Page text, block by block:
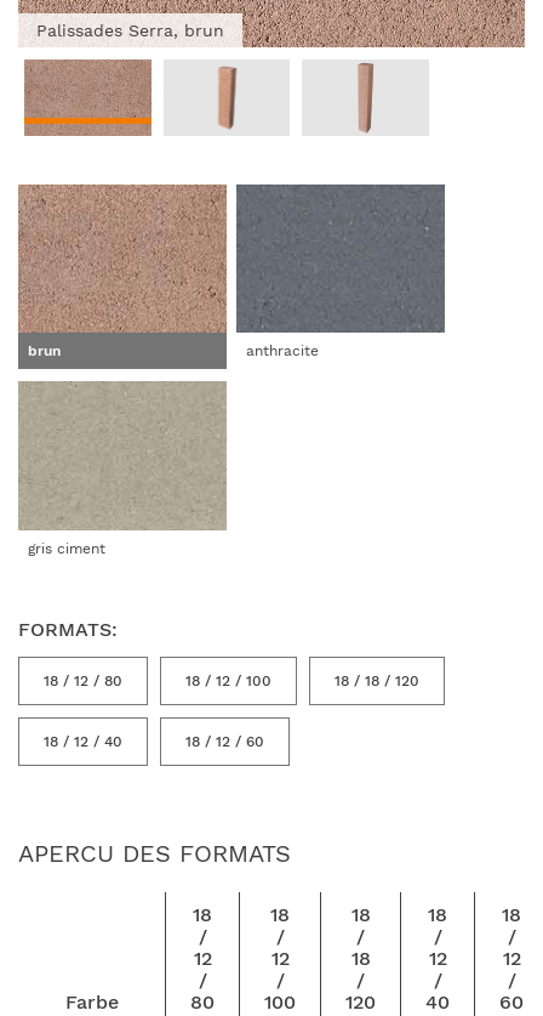
Palissades Serra, brun
brun anthracite
gris ciment
FORMATS:
18 / 12 / 80 18 / 12 / 100 18 / 18 / 120
18 / 12 / 40 18 / 12 / 60
APERCU DES FORMATS
Farbe
18
/
12
/
80
18
/
12
/
100
18
/
18
/
120
18
/
12
/
40
18
/
12
/
60